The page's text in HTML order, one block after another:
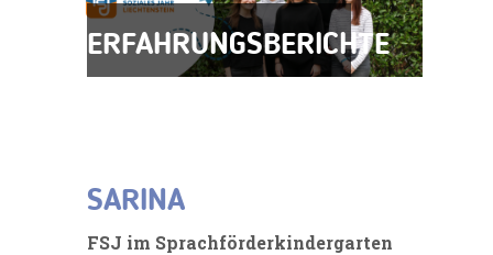
ERFAHRUNGSBERICHTE
SARINA
FSJ im Sprachförderkindergarten